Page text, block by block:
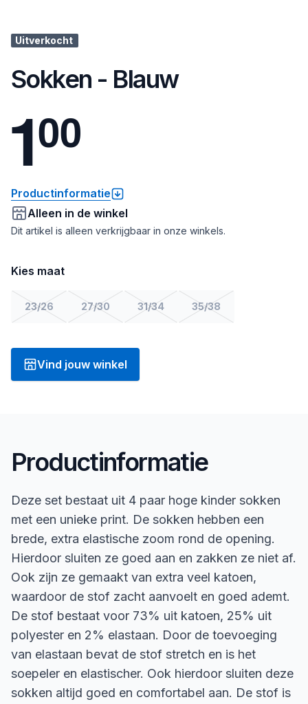
Uitverkocht
Sokken - Blauw
100
Productinformatie
Alleen in de winkel
Dit artikel is alleen verkrijgbaar in onze winkels.
Kies maat
23/26 27/30 31/34 35/38
Vind jouw winkel
Productinformatie
Deze set bestaat uit 4 paar hoge kinder sokken
met een unieke print. De sokken hebben een
brede, extra elastische zoom rond de opening.
Hierdoor sluiten ze goed aan en zakken ze niet af.
Ook zijn ze gemaakt van extra veel katoen,
waardoor de stof zacht aanvoelt en goed ademt.
De stof bestaat voor 73% uit katoen, 25% uit
polyester en 2% elastaan. Door de toevoeging
van elastaan bevat de stof stretch en is het
soepeler en elastischer. Ook hierdoor sluiten deze
sokken altijd goed en comfortabel aan. De stof is